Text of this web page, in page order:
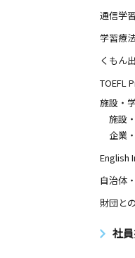
通信学習
学習療
くもん
TOEFL
施設・
施設
企業
English
自治体
財団と
社